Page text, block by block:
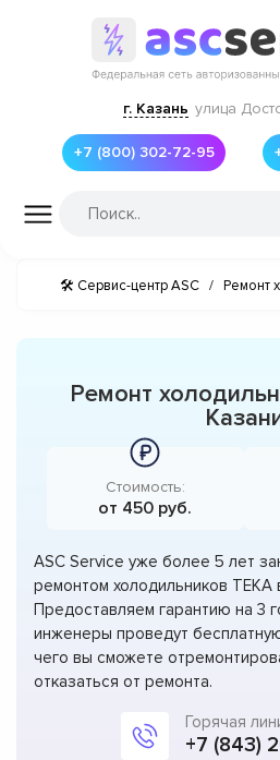
г. Казань улица
+7 (800) 302-72-95
🛠 Сервис-центр ASC / Ремонт
Ремонт
Стоимость:
от 450 руб.
ASC Service уже более 5 лет
ремонтом холодильников TEKA
Предоставляем гарантию на 3
инженеры проведут
чего вы сможете
отказаться от ремонта.
Горячая
+7 (843)